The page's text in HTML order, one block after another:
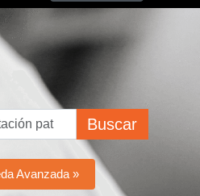
Buscar
Avanzada »